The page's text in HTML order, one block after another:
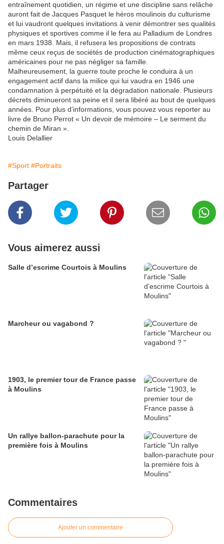
entraînement quotidien, un régime et une discipline sans relâche
auront fait de Jacques Pasquet le héros moulinois du culturisme
et lui vaudront quelques invitations à venir démontrer ses qualités
physiques et sportives comme il le fera au Palladium de Londres
en mars 1938. Mais, il refusera les propositions de contrats
même ceux reçus de sociétés de production cinématographiques
américaines pour ne pas négliger sa famille.
Malheureusement, la guerre toute proche le conduira à un
engagement actif dans la milice qui lui vaudra en 1946 une
condamnation à perpétuité et la dégradation nationale. Plusieurs
décrets diminueront sa peine et il sera libéré au bout de quelques
années. Pour plus d’informations, vous pouvez vous reporter au
livre de Bruno Perrot « Un devoir de mémoire – Le serment du
chemin de Miran ».
Louis Delallier
#Sport #Portraits
Partager
Vous aimerez aussi
Salle d’escrime Courtois à Moulins
Marcheur ou vagabond ?
1903, le premier tour de France passe
à Moulins
Un rallye ballon-parachute pour la
première fois à Moulins
Commentaires
Ajouter un commentaire